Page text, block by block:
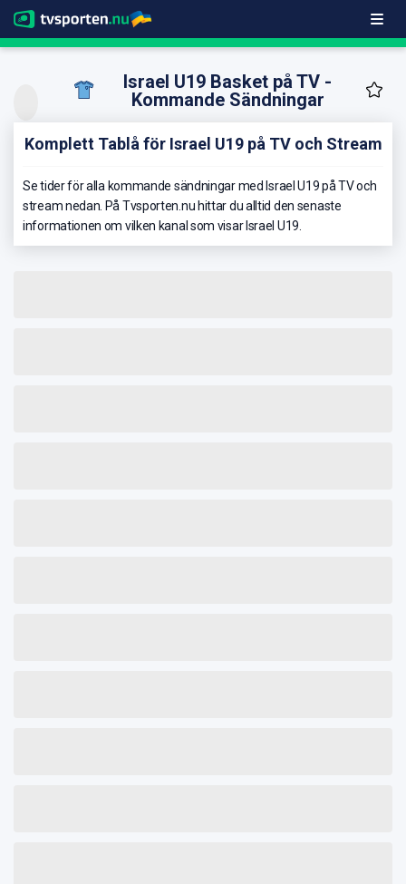
Israel U19 Basket på TV -
Kommande Sändningar
Komplett Tablå för Israel U19 på TV och Stream
Se tider för alla kommande sändningar med Israel U19 på TV och
stream nedan. På Tvsporten.nu hittar du alltid den senaste
informationen om vilken kanal som visar Israel U19.